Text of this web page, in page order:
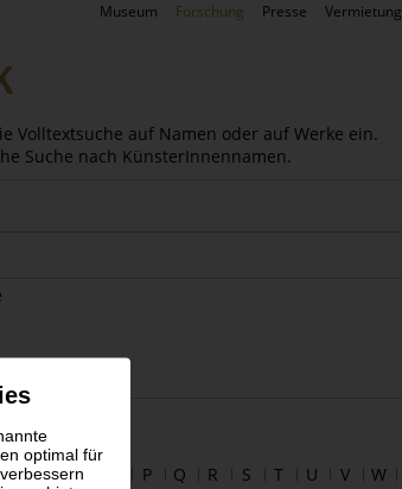
optimal für
Museum Forschung Presse Vermietung
Volltextsuche auf Namen oder auf Werke ein.
Suche nach KünsterInnennamen.
L M N P Q R S T U V W